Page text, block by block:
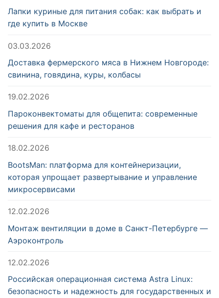
Лапки куриные для питания собак: как выбрать и
где купить в Москве
03.03.2026
Доставка фермерского мяса в Нижнем Новгороде:
свинина, говядина, куры, колбасы
19.02.2026
Пароконвектоматы для общепита: современные
решения для кафе и ресторанов
18.02.2026
BootsMan: платформа для контейнеризации,
которая упрощает развертывание и управление
микросервисами
12.02.2026
Монтаж вентиляции в доме в Санкт-Петербурге —
Аэроконтроль
12.02.2026
Российская операционная система Astra Linux:
безопасность и надежность для государственных и